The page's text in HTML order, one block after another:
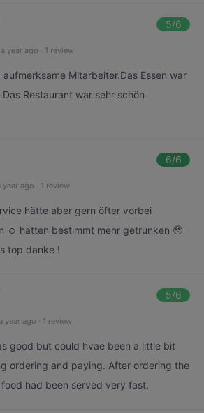
5/6
a year ago · 1 review
Mitarbeiter.Das Essen war
Restaurant war sehr schön
6/6
year ago · 1 review
hätte aber gern öfter vorbei
☺️ hätten bestimmt mehr getrunken 🥹
top danke !
5/6
a year ago · 1 review
good but could hvae been a little bit
ordering and paying. After ordering the
had been served very fast.